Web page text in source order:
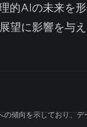
的AIの未来を
望に影響を与え
傾向を示しており、